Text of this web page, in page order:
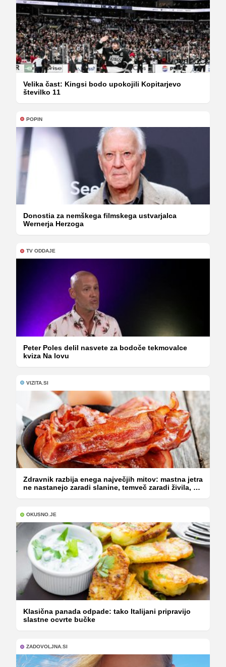
Velika čast: Kingsi bodo upokojili Kopitarjevo
številko 11
POPIN
Donostia za nemškega filmskega ustvarjalca
Wernerja Herzoga
TV ODDAJE
Peter Poles delil nasvete za bodoče tekmovalce
kviza Na lovu
VIZITA.SI
Zdravnik razbija enega največjih mitov: mastna jetra
ne nastanejo zaradi slanine, temveč zaradi živila, ki
OKUSNO.JE
Klasična panada odpade: tako Italijani pripravijo
slastne ocvrte bučke
ZADOVOLJNA.SI